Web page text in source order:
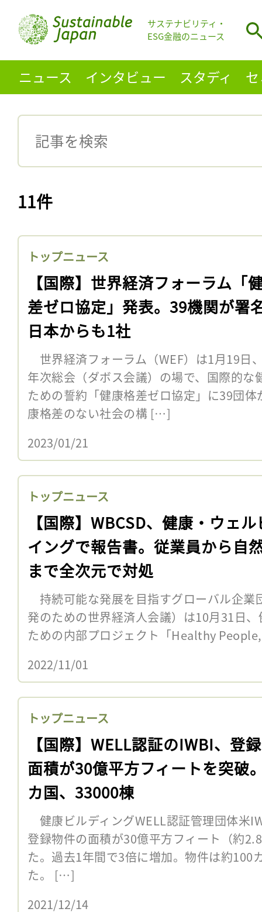
サステナビリティ・
ESG金融のニュース
ニュース インタビュー スタディ
11件
トップニュース
【国際】世界経済フォーラム「
差ゼロ協定」発表。39機関が署
日本からも1社
世界経済フォーラム（WEF）は1月19日
年次総会（ダボス会議）の場で、国際的な
ための誓約「健康格差ゼロ協定」に39団
康格差のない社会の構 […]
2023/01/21
トップニュース
【国際】WBCSD、健康・ウェ
イングで報告書。従業員から自
まで全次元で対処
持続可能な発展を目指すグローバル企業
発のための世界経済人会議）は10月31日
ための内部プロジェクト「Healthy
2022/11/01
トップニュース
【国際】WELL認証のIWBI、登
面積が30億平方フィートを突破
カ国、33000棟
健康ビルディングWELL認証管理団体米
登録物件の面積が30億平方フィート（約
た。過去1年間で3倍に増加。物件は約100
た。 […]
2021/12/14